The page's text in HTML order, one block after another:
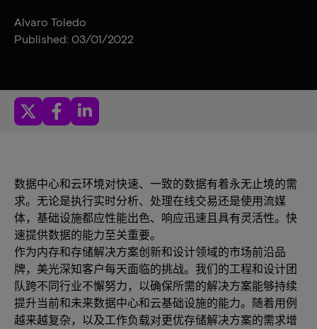
Alvaro Toledo
Published: 03/01/2022
数据中心和云环境对快速、一致的数据有着永无止境的需
求。无论是执行实时分析、处理在线交易还是使用流媒
体，基础设施都应性能出色、响应迅速且具有灵活性。快
速提供数据的能力至关重要。
作为内存和存储解决方案创新和设计领域的市场前沿品
牌，美光深知客户每天面临的挑战。我们的工程和设计团
队跨不同行业不懈努力，以确保所需的解决方案能够持续
提升当前和未来数据中心和云基础设施的能力。随着用例
越来越复杂，以及工作负载对更优存储解决方案的需求增